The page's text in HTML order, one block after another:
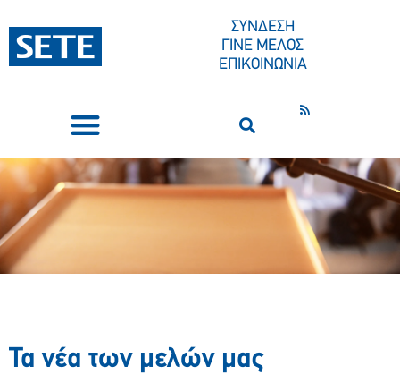
ΣΥΝΔΕΣΗ
ΓΙΝΕ ΜΕΛΟΣ
ΕΠΙΚΟΙΝΩΝΙΑ
Τα νέα των μελών μας